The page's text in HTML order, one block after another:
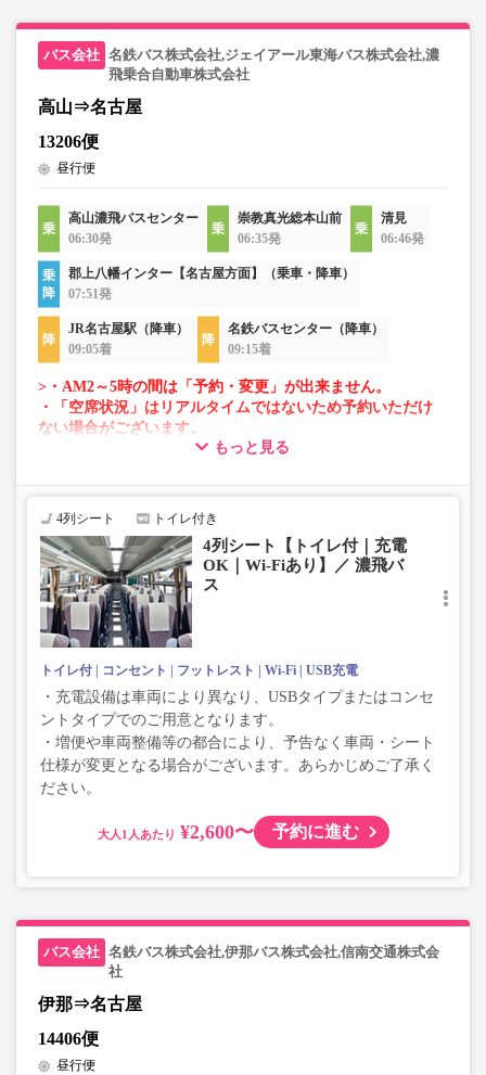
名鉄バス株式会社,ジェイアール東海バス株式会社,濃
飛乗合自動車株式会社
高山⇒名古屋
13206便
昼行便
高山濃飛バスセンター
06:30発
崇教真光総本山前
06:35発
清見
06:46発
郡上八幡インター【名古屋方面】（乗車・降車）
07:51発
JR名古屋駅（降車）
09:05着
名鉄バスセンター（降車）
09:15着
>・AM2～5時の間は「予約・変更」が出来ません。
・「空席状況」はリアルタイムではないため予約いただけ
ない場合がございます。
・車両は予告なく変更となる場合がございます。これに伴
で、あらかじめご了承ください。
もっと見る
4列シート トイレ付き
4列シート【トイレ付｜充電
OK｜Wi-Fiあり】／ 濃飛バ
ス
トイレ付 コンセント フットレスト Wi-Fi USB充電
・充電設備は車両により異なり、USBタイプまたはコンセ
ントタイプでのご用意となります。
・増便や車両整備等の都合により、予告なく車両・シート
仕様が変更となる場合がございます。あらかじめご了承く
ださい。
大人 ¥2,600〜 予約に進む
名鉄バス株式会社,伊那バス株式会社,信南交通株式会
社
伊那⇒名古屋
14406便
昼行便